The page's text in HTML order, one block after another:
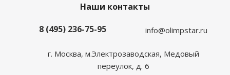
Наши контакты
8 (495) 236-75-95
info@olimpstar.ru
г. Москва, м.Электрозаводская, Медовый
переулок, д. 6